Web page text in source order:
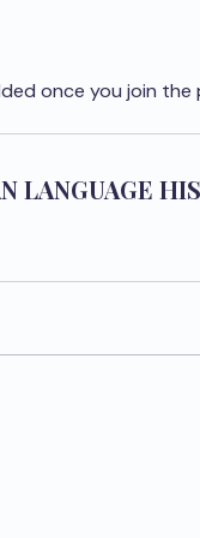
once you join the